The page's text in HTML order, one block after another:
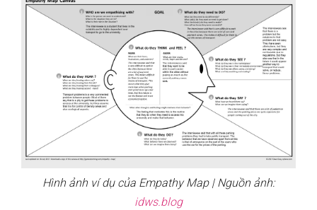
Hình ảnh ví dụ của Empathy Map | Nguồn ảnh:
idws.blog